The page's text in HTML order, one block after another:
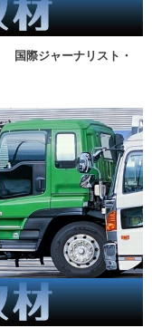
国際ジャーナリスト・